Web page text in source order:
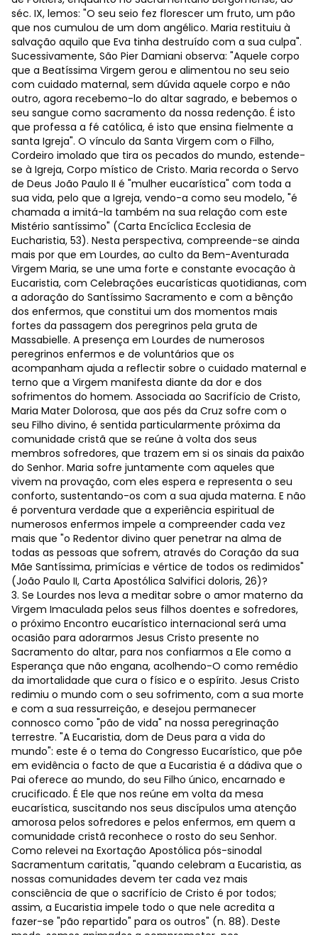
séc. IX, lemos: "O seu seio fez florescer um fruto, um pão
que nos cumulou de um dom angélico. Maria restituiu à
salvação aquilo que Eva tinha destruído com a sua culpa".
Sucessivamente, São Pier Damiani observa: "Aquele corpo
que a Beatíssima Virgem gerou e alimentou no seu seio
com cuidado maternal, sem dúvida aquele corpo e não
outro, agora recebemo-lo do altar sagrado, e bebemos o
seu sangue como sacramento da nossa redenção. É isto
que professa a fé católica, é isto que ensina fielmente a
santa Igreja". O vínculo da Santa Virgem com o Filho,
Cordeiro imolado que tira os pecados do mundo, estende-
se à Igreja, Corpo místico de Cristo. Maria recorda o Servo
de Deus João Paulo II é "mulher eucarística" com toda a
sua vida, pelo que a Igreja, vendo-a como seu modelo, "é
chamada a imitá-la também na sua relação com este
Mistério santíssimo" (Carta Encíclica Ecclesia de
Eucharistia, 53). Nesta perspectiva, compreende-se ainda
mais por que em Lourdes, ao culto da Bem-Aventurada
Virgem Maria, se une uma forte e constante evocação à
Eucaristia, com Celebrações eucarísticas quotidianas, com
a adoração do Santíssimo Sacramento e com a bênção
dos enfermos, que constitui um dos momentos mais
fortes da passagem dos peregrinos pela gruta de
Massabielle. A presença em Lourdes de numerosos
peregrinos enfermos e de voluntários que os
acompanham ajuda a reflectir sobre o cuidado maternal e
terno que a Virgem manifesta diante da dor e dos
sofrimentos do homem. Associada ao Sacrifício de Cristo,
Maria Mater Dolorosa, que aos pés da Cruz sofre com o
seu Filho divino, é sentida particularmente próxima da
comunidade cristã que se reúne à volta dos seus
membros sofredores, que trazem em si os sinais da paixão
do Senhor. Maria sofre juntamente com aqueles que
vivem na provação, com eles espera e representa o seu
conforto, sustentando-os com a sua ajuda materna. E não
é porventura verdade que a experiência espiritual de
numerosos enfermos impele a compreender cada vez
mais que "o Redentor divino quer penetrar na alma de
todas as pessoas que sofrem, através do Coração da sua
Mãe Santíssima, primícias e vértice de todos os redimidos"
(João Paulo II, Carta Apostólica Salvifici doloris, 26)?
3. Se Lourdes nos leva a meditar sobre o amor materno da
Virgem Imaculada pelos seus filhos doentes e sofredores,
o próximo Encontro eucarístico internacional será uma
ocasião para adorarmos Jesus Cristo presente no
Sacramento do altar, para nos confiarmos a Ele como a
Esperança que não engana, acolhendo-O como remédio
da imortalidade que cura o físico e o espírito. Jesus Cristo
redimiu o mundo com o seu sofrimento, com a sua morte
e com a sua ressurreição, e desejou permanecer
connosco como "pão de vida" na nossa peregrinação
terrestre. "A Eucaristia, dom de Deus para a vida do
mundo": este é o tema do Congresso Eucarístico, que põe
em evidência o facto de que a Eucaristia é a dádiva que o
Pai oferece ao mundo, do seu Filho único, encarnado e
crucificado. É Ele que nos reúne em volta da mesa
eucarística, suscitando nos seus discípulos uma atenção
amorosa pelos sofredores e pelos enfermos, em quem a
comunidade cristã reconhece o rosto do seu Senhor.
Como relevei na Exortação Apostólica pós-sinodal
Sacramentum caritatis, "quando celebram a Eucaristia, as
nossas comunidades devem ter cada vez mais
consciência de que o sacrifício de Cristo é por todos;
assim, a Eucaristia impele todo o que nele acredita a
fazer-se "pão repartido" para os outros" (n. 88). Deste